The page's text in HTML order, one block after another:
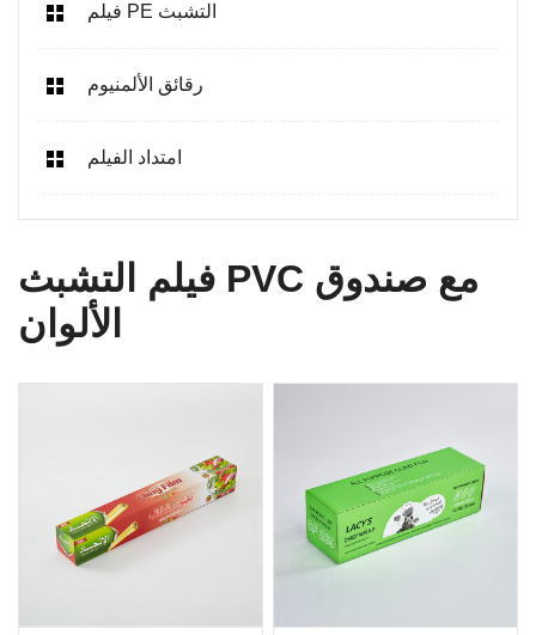
فيلم PE التشبث
رقائق الألمنيوم
امتداد الفيلم
فيلم التشبث PVC مع صندوق
الألوان